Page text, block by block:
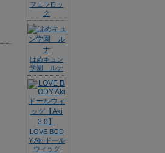
フェラロッ
ク
はめキュン
学園 ルナ
LOVE BOD
Y Aki ドール
ウィッグ